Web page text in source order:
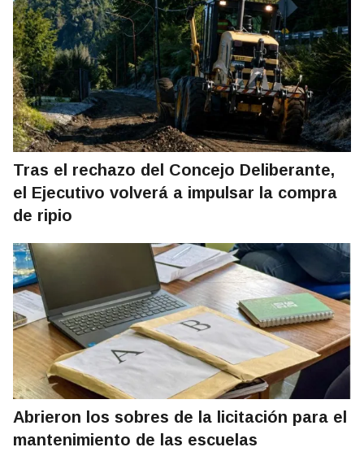
Tras el rechazo del Concejo Deliberante,
el Ejecutivo volverá a impulsar la compra
de ripio
Abrieron los sobres de la licitación para el
mantenimiento de las escuelas